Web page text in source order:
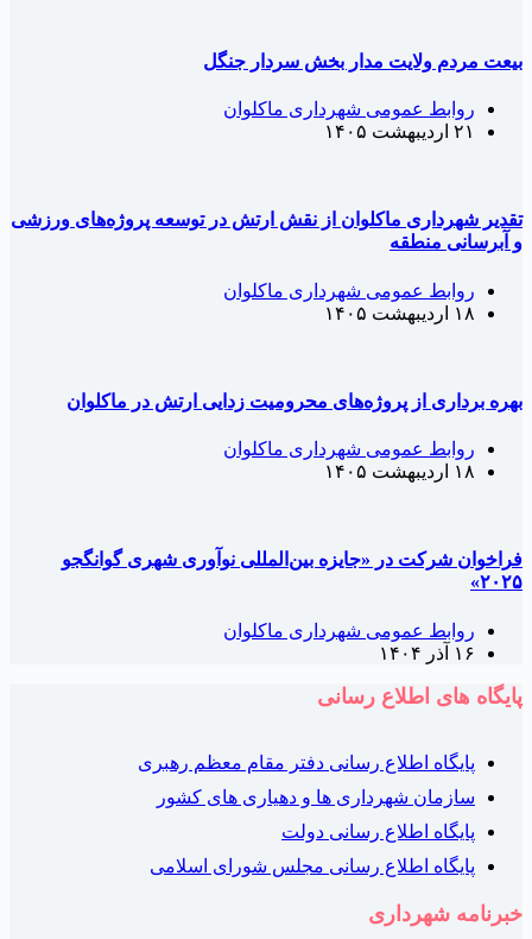
مردم ولایت مدار بخش سردار جنگل
روابط عمومی شهرداری ماکلوان
۲۱ اردیبهشت ۱۴۰۵
شهرداری ماکلوان از نقش ارتش در توسعه پروژه‌های ورزشی
آبرسانی منطقه
روابط عمومی شهرداری ماکلوان
۱۸ اردیبهشت ۱۴۰۵
برداری از پروژه‌های محرومیت زدایی ارتش در ماکلوان
روابط عمومی شهرداری ماکلوان
۱۸ اردیبهشت ۱۴۰۵
شرکت در «جایزه بین‌المللی نوآوری شهری گوانگجو
روابط عمومی شهرداری ماکلوان
۱۶ آذر ۱۴۰۴
های اطلاع رسانی
پایگاه اطلاع رسانی دفتر مقام معظم رهبری
سازمان شهرداری ها و دهیاری های کشور
پایگاه اطلاع رسانی دولت
پایگاه اطلاع رسانی مجلس شورای اسلامی
شهرداری